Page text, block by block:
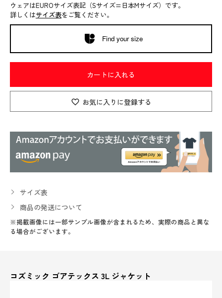
ウェアはEUROサイズ表記（Sサイズ=日本Mサイズ）です。
詳しくはサイズ表をご覧ください。
Find your size
カートに入れる
お気に入りに登録する
サイズ表
商品の発送について
※掲載画像には一部サンプル画像が含まれるため、実際の商品と異な
る場合がございます。
コズミック ゴアテックス 3L ジャケット